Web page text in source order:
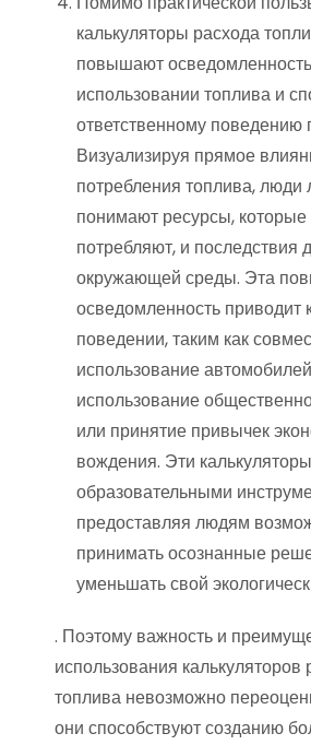
калькуляторы расхода
повышают
использовании топлива и
ответственному поведению
Визуализируя прямое
потребления топлива, люди
понимают ресурсы, которые
потребляют, и последствия
окружающей среды. Эта
осведомленность приводит
поведении, таким как
использование
использование
или принятие привычек
вождения. Эти
образовательными
предоставляя людям
принимать осознанные
уменьшать свой
. Поэтому важность и
использования калькуляторов
топлива невозможно
они способствуют созданию